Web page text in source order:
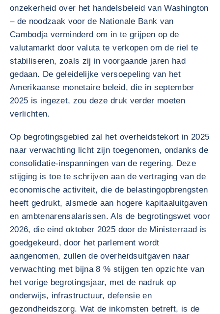
onzekerheid over het handelsbeleid van Washington
– de noodzaak voor de Nationale Bank van
Cambodja verminderd om in te grijpen op de
valutamarkt door valuta te verkopen om de riel te
stabiliseren, zoals zij in voorgaande jaren had
gedaan. De geleidelijke versoepeling van het
Amerikaanse monetaire beleid, die in september
2025 is ingezet, zou deze druk verder moeten
verlichten.
Op begrotingsgebied zal het overheidstekort in 2025
naar verwachting licht zijn toegenomen, ondanks de
consolidatie-inspanningen van de regering. Deze
stijging is toe te schrijven aan de vertraging van de
economische activiteit, die de belastingopbrengsten
heeft gedrukt, alsmede aan hogere kapitaaluitgaven
en ambtenarensalarissen. Als de begrotingswet voor
2026, die eind oktober 2025 door de Ministerraad is
goedgekeurd, door het parlement wordt
aangenomen, zullen de overheidsuitgaven naar
verwachting met bijna 8 % stijgen ten opzichte van
het vorige begrotingsjaar, met de nadruk op
onderwijs, infrastructuur, defensie en
gezondheidszorg. Wat de inkomsten betreft, is de